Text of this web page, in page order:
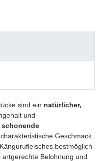
sind ein natürlicher,
und
schonende
Geschmack
bestmöglich
Belohnung und